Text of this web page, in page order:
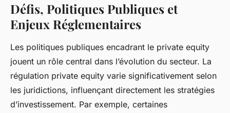
Défis, Politiques Publiques et
Enjeux Réglementaires
Les politiques publiques encadrant le private equity
jouent un rôle central dans l’évolution du secteur. La
régulation private equity varie significativement selon
les juridictions, influençant directement les stratégies
d’investissement. Par exemple, certaines